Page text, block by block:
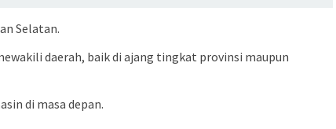
Selatan.
daerah, baik di ajang tingkat provinsi maupun
di masa depan.